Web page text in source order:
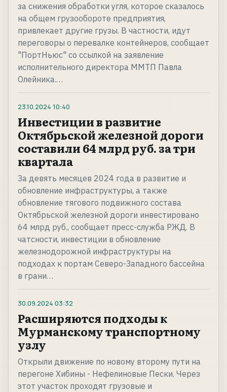
за снижения обработки угля, которое сказалось
на общем грузообороте предприятия,
привлекает другие грузы. В частности, идут
переговоры о перевалке контейнеров, сообщает
"ПортНьюс" со ссылкой на заявление
исполнительного директора ММТП Павла
Олейника.…
23.10.2024 10:40
Инвестиции в развитие
Октябрьской железной дороги
составили 64 млрд руб. за три
квартала
За девять месяцев 2024 года в развитие и
обновление инфраструктуры, а также
обновление тягового подвижного состава
Октябрьской железной дороги инвестировано
64 млрд руб., сообщает пресс-служба РЖД. В
чатсности, инвестиции в обновление
железнодорожной инфраструктуры на
подходах к портам Северо-Западного бассейна
в грани…
30.09.2024 03:32
Расширяются подходы к
Мурманскому транспортному
узлу
Открыли движение по новому второму пути на
перегоне Хибины - Нефелиновые Пески. Через
этот участок проходят грузовые и